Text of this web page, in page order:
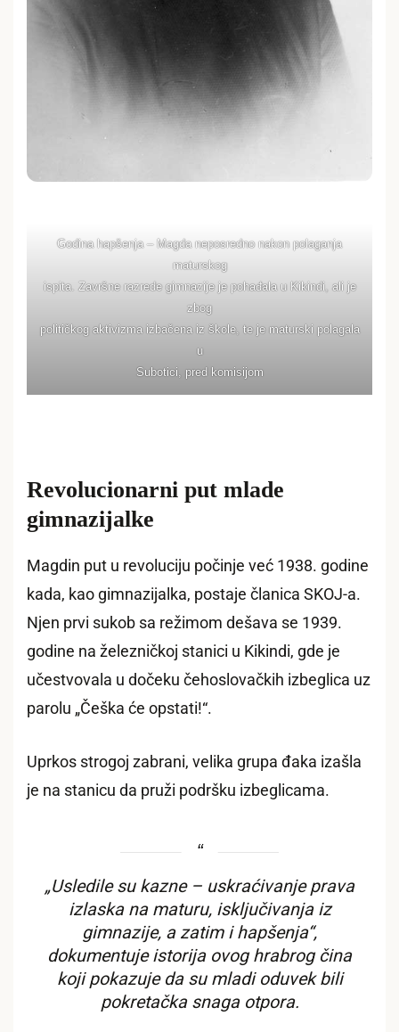
Godina hapšenja – Magda neposredno nakon polaganja
maturskog
ispita. Završne razrede gimnazije je pohađala u Kikindi, ali je
zbog
političkog aktivizma izbačena iz škole, te je maturski polagala
u
Subotici, pred komisijom
Revolucionarni put mlade
gimnazijalke
Magdin put u revoluciju počinje već 1938. godine
kada, kao gimnazijalka, postaje članica SKOJ-a.
Njen prvi sukob sa režimom dešava se 1939.
godine na železničkoj stanici u Kikindi, gde je
učestvovala u dočeku čehoslovačkih izbeglica uz
parolu „Češka će opstati!“.
Uprkos strogoj zabrani, velika grupa đaka izašla
je na stanicu da pruži podršku izbeglicama.
„Usledile su kazne – uskraćivanje prava
izlaska na maturu, isključivanja iz
gimnazije, a zatim i hapšenja“,
dokumentuje istorija ovog hrabrog čina
koji pokazuje da su mladi oduvek bili
pokretačka snaga otpora.